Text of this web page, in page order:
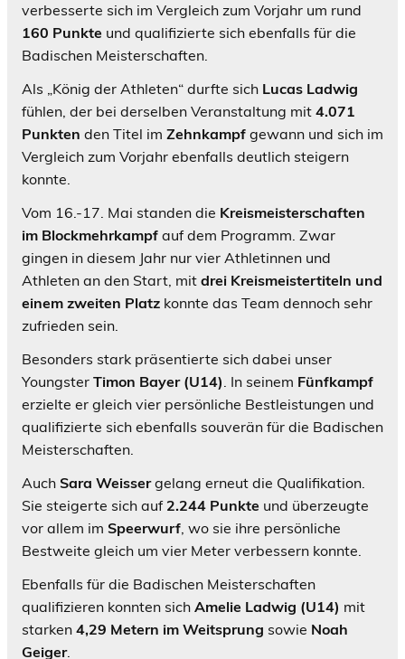
verbesserte sich im Vergleich zum Vorjahr um rund
160 Punkte und qualifizierte sich ebenfalls für die
Badischen Meisterschaften.
Als „König der Athleten“ durfte sich Lucas Ladwig
fühlen, der bei derselben Veranstaltung mit 4.071
Punkten den Titel im Zehnkampf gewann und sich im
Vergleich zum Vorjahr ebenfalls deutlich steigern
konnte.
Vom 16.-17. Mai standen die Kreismeisterschaften
im Blockmehrkampf auf dem Programm. Zwar
gingen in diesem Jahr nur vier Athletinnen und
Athleten an den Start, mit drei Kreismeistertiteln und
einem zweiten Platz konnte das Team dennoch sehr
zufrieden sein.
Besonders stark präsentierte sich dabei unser
Youngster Timon Bayer (U14). In seinem Fünfkampf
erzielte er gleich vier persönliche Bestleistungen und
qualifizierte sich ebenfalls souverän für die Badischen
Meisterschaften.
Auch Sara Weissergelang erneut die Qualifikation.
Sie steigerte sich auf 2.244 Punkte und überzeugte
vor allem im Speerwurf, wo sie ihre persönliche
Bestweite gleich um vier Meter verbessern konnte.
Ebenfalls für die Badischen Meisterschaften
qualifizieren konnten sich Amelie Ladwig (U14) mit
starken 4,29 Metern im Weitsprung sowie Noah
Geiger.